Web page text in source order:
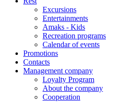
Excursions
Entertainments
Amaks - Kids
Recreation programs
Calendar of events
Promotions
Contacts
Management company
Loyalty Program
About the company
Cooperation